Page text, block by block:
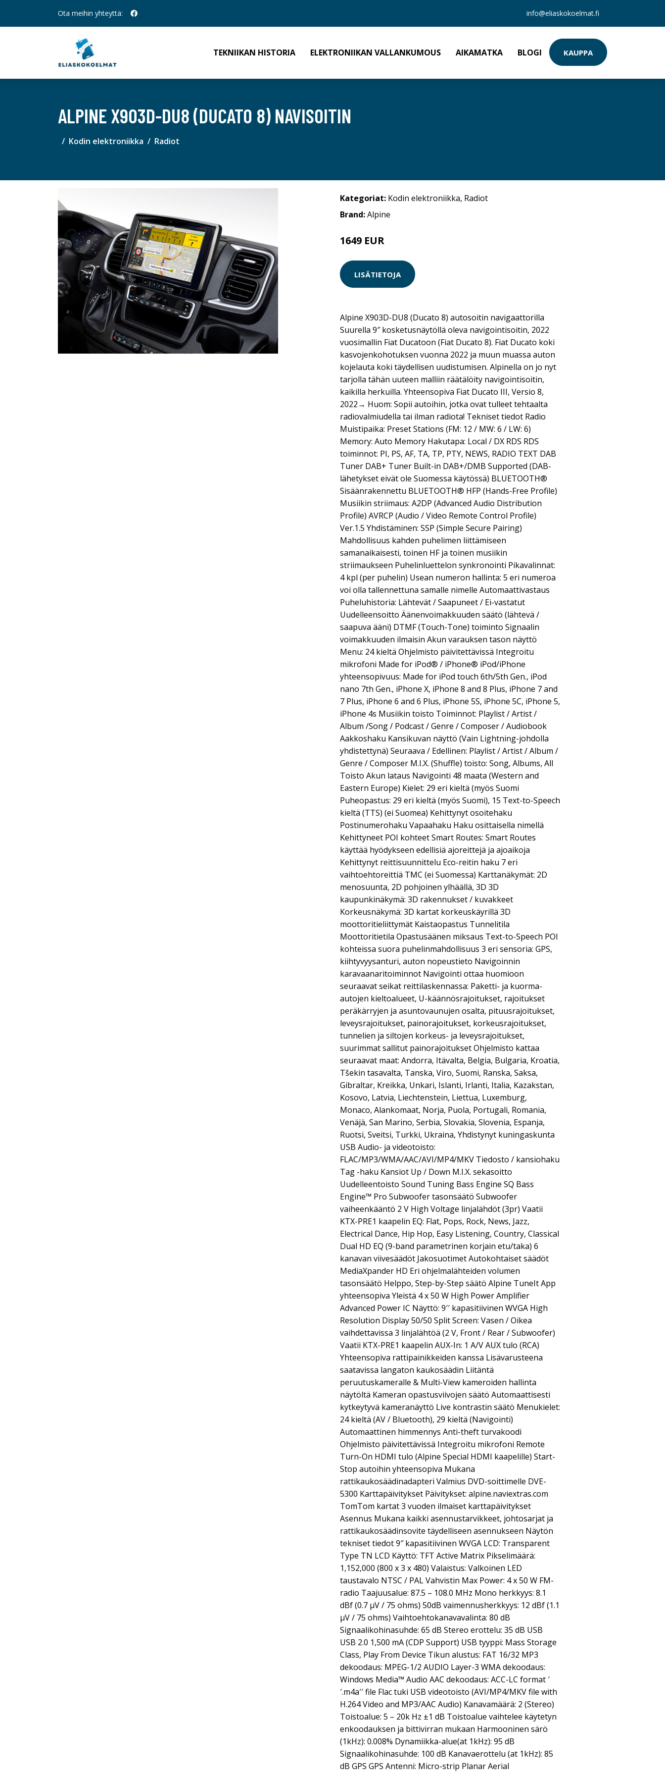
Ota meihin yhteyttä: info@eliaskokoelmat.fi
TEKNIIKAN HISTORIA ELEKTRONIIKAN VALLANKUMOUS AIKAMATKA BLOGI KAUPPA
ALPINE X903D-DU8 (DUCATO 8) NAVISOITIN
Kodin elektroniikka Radiot
Kategoriat: Kodin elektroniikka, Radiot
Brand:Alpine
1649 EUR
LISÄTIETOJA
Alpine X903D-DU8 (Ducato 8) autosoitin navigaattorilla
Suurella 9″ kosketusnäytöllä oleva navigointisoitin, 2022
vuosimallin Fiat Ducatoon (Fiat Ducato 8). Fiat Ducato koki
kasvojenkohotuksen vuonna 2022 ja muun muassa auton
kojelauta koki täydellisen uudistumisen. Alpinella on jo nyt
tarjolla tähän uuteen malliin räätälöity navigointisoitin,
kaikilla herkuilla. Yhteensopiva Fiat Ducato III, Versio 8,
2022→ Huom: Sopii autoihin, jotka ovat tulleet tehtaalta
radiovalmiudella tai ilman radiota! Tekniset tiedot Radio
Muistipaika: Preset Stations (FM: 12 / MW: 6 / LW: 6)
Memory: Auto Memory Hakutapa: Local / DX RDS RDS
toiminnot: PI, PS, AF, TA, TP, PTY, NEWS, RADIO TEXT DAB
Tuner DAB+ Tuner Built-in DAB+/DMB Supported (DAB-
lähetykset eivät ole Suomessa käytössä) BLUETOOTH®
Sisäänrakennettu BLUETOOTH® HFP (Hands-Free Profile)
Musiikin striimaus: A2DP (Advanced Audio Distribution
Profile) AVRCP (Audio / Video Remote Control Profile)
Ver.1.5 Yhdistäminen: SSP (Simple Secure Pairing)
Mahdollisuus kahden puhelimen liittämiseen
samanaikaisesti, toinen HF ja toinen musiikin
striimaukseen Puhelinluettelon synkronointi Pikavalinnat:
4 kpl (per puhelin) Usean numeron hallinta: 5 eri numeroa
voi olla tallennettuna samalle nimelle Automaattivastaus
Puheluhistoria: Lähtevät / Saapuneet / Ei-vastatut
Uudelleensoitto Äänenvoimakkuuden säätö (lähtevä /
saapuva ääni) DTMF (Touch-Tone) toiminto Signaalin
voimakkuuden ilmaisin Akun varauksen tason näyttö
Menu: 24 kieltä Ohjelmisto päivitettävissä Integroitu
mikrofoni Made for iPod® / iPhone® iPod/iPhone
yhteensopivuus: Made for iPod touch 6th/5th Gen., iPod
nano 7th Gen., iPhone X, iPhone 8 and 8 Plus, iPhone 7 and
7 Plus, iPhone 6 and 6 Plus, iPhone 5S, iPhone 5C, iPhone 5,
iPhone 4s Musiikin toisto Toiminnot: Playlist / Artist /
Album /Song / Podcast / Genre / Composer / Audiobook
Aakkoshaku Kansikuvan näyttö (Vain Lightning-johdolla
yhdistettynä) Seuraava / Edellinen: Playlist / Artist / Album /
Genre / Composer M.I.X. (Shuffle) toisto: Song, Albums, All
Toisto Akun lataus Navigointi 48 maata (Western and
Eastern Europe) Kielet: 29 eri kieltä (myös Suomi
Puheopastus: 29 eri kieltä (myös Suomi), 15 Text-to-Speech
kieltä (TTS) (ei Suomea) Kehittynyt osoitehaku
Postinumerohaku Vapaahaku Haku osittaisella nimellä
Kehittyneet POI kohteet Smart Routes: Smart Routes
käyttää hyödykseen edellisiä ajoreittejä ja ajoaikoja
Kehittynyt reittisuunnittelu Eco-reitin haku 7 eri
vaihtoehtoreittiä TMC (ei Suomessa) Karttanäkymät: 2D
menosuunta, 2D pohjoinen ylhäällä, 3D 3D
kaupunkinäkymä: 3D rakennukset / kuvakkeet
Korkeusnäkymä: 3D kartat korkeuskäyrillä 3D
moottoritieliittymät Kaistaopastus Tunnelitila
Moottoritietila Opastusäänen miksaus Text-to-Speech POI
kohteissa suora puhelinmahdollisuus 3 eri sensoria: GPS,
kiihtyvyysanturi, auton nopeustieto Navigoinnin
karavaanaritoiminnot Navigointi ottaa huomioon
seuraavat seikat reittilaskennassa: Paketti- ja kuorma-
autojen kieltoalueet, U-käännösrajoitukset, rajoitukset
peräkärryjen ja asuntovaunujen osalta, pituusrajoitukset,
leveysrajoitukset, painorajoitukset, korkeusrajoitukset,
tunnelien ja siltojen korkeus- ja leveysrajoitukset,
suurimmat sallitut painorajoitukset Ohjelmisto kattaa
seuraavat maat: Andorra, Itävalta, Belgia, Bulgaria, Kroatia,
Tšekin tasavalta, Tanska, Viro, Suomi, Ranska, Saksa,
Gibraltar, Kreikka, Unkari, Islanti, Irlanti, Italia, Kazakstan,
Kosovo, Latvia, Liechtenstein, Liettua, Luxemburg,
Monaco, Alankomaat, Norja, Puola, Portugali, Romania,
Venäjä, San Marino, Serbia, Slovakia, Slovenia, Espanja,
Ruotsi, Sveitsi, Turkki, Ukraina, Yhdistynyt kuningaskunta
USB Audio- ja videotoisto:
FLAC/MP3/WMA/AAC/AVI/MP4/MKV Tiedosto / kansiohaku
Tag -haku Kansiot Up / Down M.I.X. sekasoitto
Uudelleentoisto Sound Tuning Bass Engine SQ Bass
Engine™ Pro Subwoofer tasonsäätö Subwoofer
vaiheenkääntö 2 V High Voltage linjalähdöt (3pr) Vaatii
KTX-PRE1 kaapelin EQ: Flat, Pops, Rock, News, Jazz,
Electrical Dance, Hip Hop, Easy Listening, Country, Classical
Dual HD EQ (9-band parametrinen korjain etu/taka) 6
kanavan viivesäädöt Jakosuotimet Autokohtaiset säädöt
MediaXpander HD Eri ohjelmalähteiden volumen
tasonsäätö Helppo, Step-by-Step säätö Alpine TuneIt App
yhteensopiva Yleistä 4 x 50 W High Power Amplifier
Advanced Power IC Näyttö: 9′′ kapasitiivinen WVGA High
Resolution Display 50/50 Split Screen: Vasen / Oikea
vaihdettavissa 3 linjalähtöä (2 V, Front / Rear / Subwoofer)
Vaatii KTX-PRE1 kaapelin AUX-In: 1 A/V AUX tulo (RCA)
Yhteensopiva rattipainikkeiden kanssa Lisävarusteena
saatavissa langaton kaukosäädin Liitäntä
peruutuskameralle & Multi-View kameroiden hallinta
näytöltä Kameran opastusviivojen säätö Automaattisesti
kytkeytyvä kameranäyttö Live kontrastin säätö Menukielet:
24 kieltä (AV / Bluetooth), 29 kieltä (Navigointi)
Automaattinen himmennys Anti-theft turvakoodi
Ohjelmisto päivitettävissä Integroitu mikrofoni Remote
Turn-On HDMI tulo (Alpine Special HDMI kaapelille) Start-
Stop autoihin yhteensopiva Mukana
rattikaukosäädinadapteri Valmius DVD-soittimelle DVE-
5300 Karttapäivitykset Päivitykset: alpine.naviextras.com
TomTom kartat 3 vuoden ilmaiset karttapäivitykset
Asennus Mukana kaikki asennustarvikkeet, johtosarjat ja
rattikaukosäädinsovite täydelliseen asennukseen Näytön
tekniset tiedot 9″ kapasitiivinen WVGA LCD: Transparent
Type TN LCD Käyttö: TFT Active Matrix Pikselimäärä:
1,152,000 (800 x 3 x 480) Valaistus: Valkoinen LED
taustavalo NTSC / PAL Vahvistin Max Power: 4 x 50 W FM-
radio Taajuusalue: 87.5 – 108.0 MHz Mono herkkyys: 8.1
dBf (0.7 µV / 75 ohms) 50dB vaimennusherkkyys: 12 dBf (1.1
µV / 75 ohms) Vaihtoehtokanavavalinta: 80 dB
Signaalikohinasuhde: 65 dB Stereo erottelu: 35 dB USB
USB 2.0 1,500 mA (CDP Support) USB tyyppi: Mass Storage
Class, Play From Device Tikun alustus: FAT 16/32 MP3
dekoodaus: MPEG-1/2 AUDIO Layer-3 WMA dekoodaus:
Windows Media™ Audio AAC dekoodaus: ACC-LC format ′
′.m4a′′ file Flac tuki USB videotoisto (AVI/MP4/MKV file with
H.264 Video and MP3/AAC Audio) Kanavamäärä: 2 (Stereo)
Toistoalue: 5 – 20k Hz ±1 dB Toistoalue vaihtelee käytetyn
enkoodauksen ja bittivirran mukaan Harmooninen särö
(1kHz): 0.008% Dynamiikka-alue(at 1kHz): 95 dB
Signaalikohinasuhde: 100 dB Kanavaerottelu (at 1kHz): 85
dB GPS GPS Antenni: Micro-strip Planar Aerial